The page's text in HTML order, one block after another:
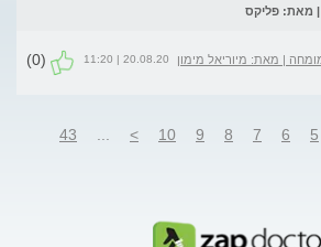
| מאת: מיוריאל מימון 20.08.20 | 11:20
(0)
5
6
7
8
9
10
>
43